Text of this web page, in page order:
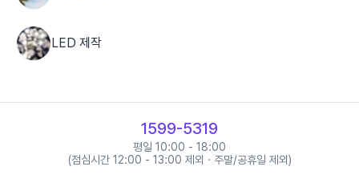
LED 제작
집진기 설치 및 수리
1599-5319
평일 10:00 - 18:00
(점심시간 12:00 - 13:00 제외 · 주말/공휴일 제외)